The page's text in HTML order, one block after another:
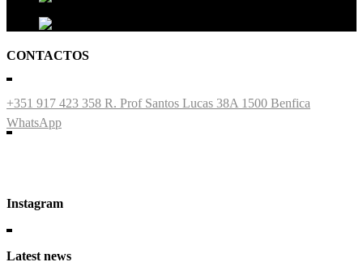
CONTACTOS
+351 917 423 358 R. Prof Santos Lucas 38A 1500 Benfica
WhatsApp
Instagram
Latest news